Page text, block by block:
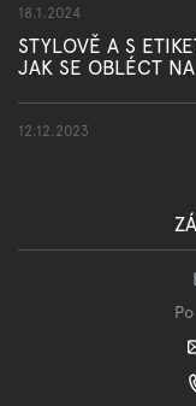
18.1.2024
STYLOVĚ A S
JAK SE OBLÉCT
12.12.2023